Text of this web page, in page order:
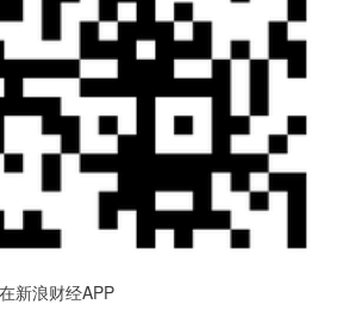
新浪财经APP